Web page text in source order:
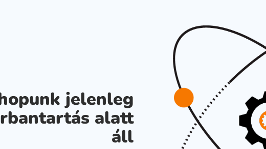
jelenleg
alatt
áll